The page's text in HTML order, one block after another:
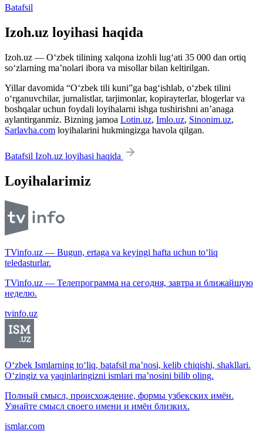
Batafsil
Izoh.uz loyihasi haqida
Izoh.uz — O‘zbek tilining xalqona izohli lug‘ati 35 000 dan ortiq
so‘zlarning ma’nolari ibora va misollar bilan keltirilgan.
Yillar davomida “O‘zbek tili kuni”ga bag‘ishlab, o‘zbek tilini
o‘rganuvchilar, jurnalistlar, tarjimonlar, kopirayterlar, blogerlar va
boshqalar uchun foydali loyihalarni ishga tushirishni an’anaga
aylantirganmiz. Bizning jamoa Lotin.uz, Imlo.uz, Sinonim.uz,
Sarlavha.com loyihalarini hukmingizga havola qilgan.
Batafsil Izoh.uz loyihasi haqida
Loyihalarimiz
TVinfo.uz — Bugun, ertaga va keyingi hafta uchun to‘liq
teledasturlar.
TVinfo.uz — Телепрограмма на сегодня, завтра и ближайшую
неделю.
tvinfo.uz
O‘zbek Ismlarning to‘liq, batafsil ma’nosi, kelib chiqishi, shakllari.
O‘zingiz va yaqinlaringizni ismlari ma’nosini bilib oling.
Полный смысл, происхождение, формы узбекских имён.
Узнайте смысл своего имени и имён близких.
ismlar.com